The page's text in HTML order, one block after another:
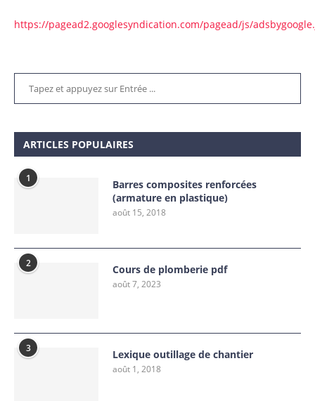
https://pagead2.googlesyndication.com/pagead/js/
ARTICLES POPULAIRES
1
Barres composites renforcées
(armature en plastique)
août 15, 2018
2 Cours de plomberie pdf
août 7, 2023
3 Lexique outillage de chantier
août 1, 2018